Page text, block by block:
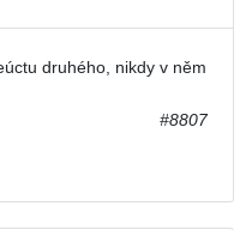
druhého, nikdy v něm
#8807